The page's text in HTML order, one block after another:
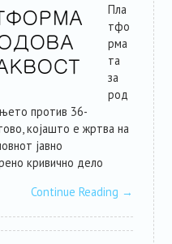
Пла
тфо
рма
та
за
род
против 36-
којашто е жртва на
јавно
кривично дело
Continue Reading →